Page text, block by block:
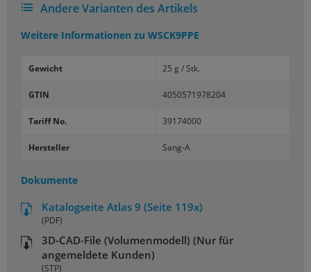
Andere Varianten des Artikels
Weitere Informationen zu WSCK9PPE
Gewicht 25 g / Stk.
GTIN 4050571978204
Tariff No. 39174000
Hersteller Sang-A
Dokumente
Katalogseite Atlas 9 (Seite 119x)
(PDF)
3D-CAD-File (Volumenmodell) (Nur für
angemeldete Kunden)
(STP)